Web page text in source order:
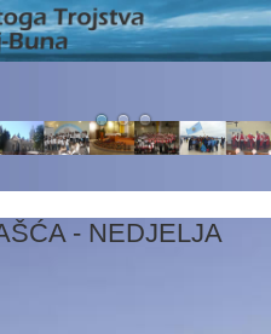
- NEDJELJA